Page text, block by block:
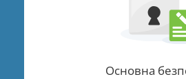
Основна